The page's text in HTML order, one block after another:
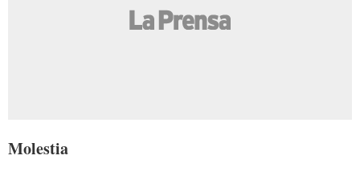
Molestia